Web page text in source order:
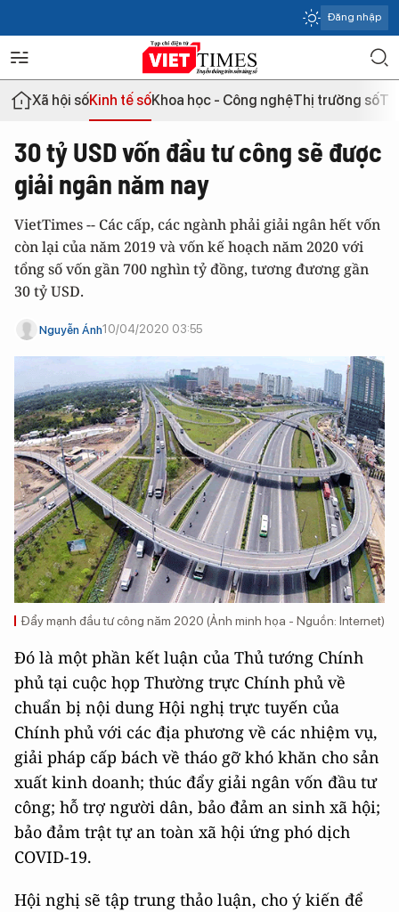
Đăng nhập
Xã hội sốKinh tế sốKhoa học - Công nghệThị trường số
30 tỷ USD vốn đầu tư công sẽ được
giải ngân năm nay
VietTimes -- Các cấp, các ngành phải giải ngân hết vốn
còn lại của năm 2019 và vốn kế hoạch năm 2020 với
tổng số vốn gần 700 nghìn tỷ đồng, tương đương gần
30 tỷ USD.
Nguyễn Ánh10/04/2020 03:55
Đẩy mạnh đầu tư công năm 2020 (Ảnh minh họa - Nguồn: Internet)
Đó là một phần kết luận của Thủ tướng Chính
phủ tại cuộc họp Thường trực Chính phủ về
chuẩn bị nội dung Hội nghị trực tuyến của
Chính phủ với các địa phương về các nhiệm vụ,
giải pháp cấp bách về tháo gỡ khó khăn cho sản
xuất kinh doanh; thúc đẩy giải ngân vốn đầu tư
công; hỗ trợ người dân, bảo đảm an sinh xã hội;
bảo đảm trật tự an toàn xã hội ứng phó dịch
COVID-19.
Hội nghị sẽ tập trung thảo luận, cho ý kiến để